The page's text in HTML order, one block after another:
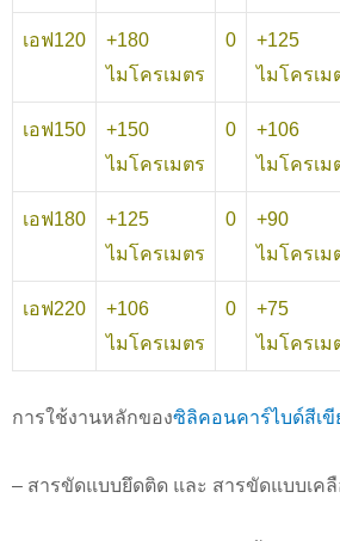
เอฟ120
+180
ไมโครเมตร
0
+125
ไมโครเม
เอฟ150
+150
ไมโครเมตร
0
+106
ไมโครเม
เอฟ180
+125
ไมโครเมตร
0
+90
ไมโครเม
เอฟ220
+106
ไมโครเมตร
0
+75
ไมโครเม
การใช้งานหลักของซิลิคอนคาร์ไบด์สีเขี
– สารขัดแบบยึดติด และ สารขัดแบบเค